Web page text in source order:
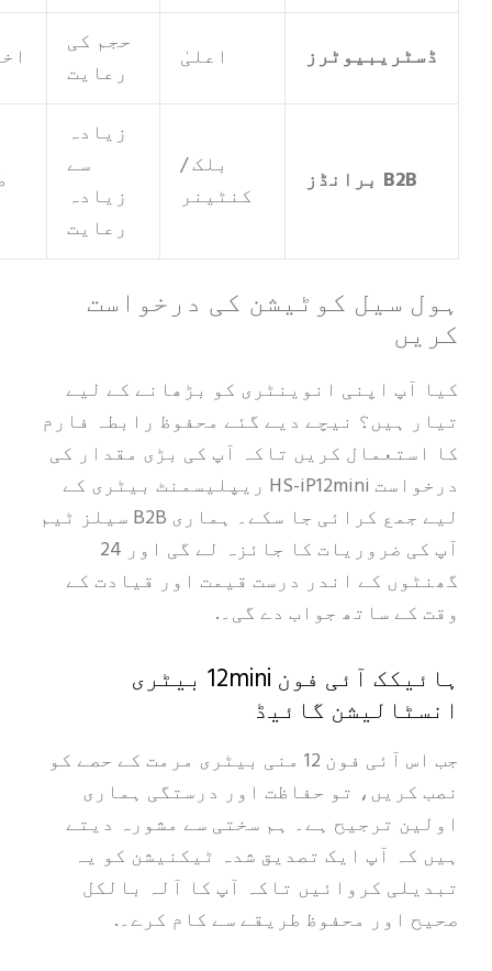
حجم کی
رعایت
اختیاری
کنٹینر
زیادہ
طور پر
سیل کوٹیشن کی درخواست
اپنی انوینٹری کو بڑھانے کے لیے
ہیں؟ نیچے دیے گئے محفوظ رابطہ فارم
کریں تاکہ آپ کی بڑی مقدار کی
درخواست HS-iP12mini ریپلیسمنٹ بیٹری کے
لیے جمع کرائی جا سکے۔ ہماری B2B سیلز ٹیم
آپ کی ضروریات کا جائزہ لے گی اور 24
کے اندر درست قیمت اور قیادت کے
ساتھ جواب دے گی۔.
ہائیکک آئی فون 12mini بیٹری
گائیڈ
جب اس آئی فون 12 منی بیٹری مرمت کے حصے کو
تو حفاظت اور درستگی ہماری
ترجیح ہے۔ ہم سختی سے مشورہ دیتے
آپ ایک تصدیق شدہ ٹیکنیشن کو یہ
کروائیں تاکہ آپ کا آلہ بالکل
محفوظ طریقے سے کام کرے۔.